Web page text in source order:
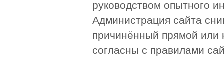
руководством опытного
Администрация сайта
причинённый прямой или
согласны с правилами